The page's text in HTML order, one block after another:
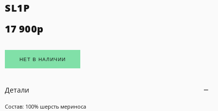
SL1P
17 900р
НЕТ В НАЛИЧИИ
Детали
Состав: 100% шерсть мериноса